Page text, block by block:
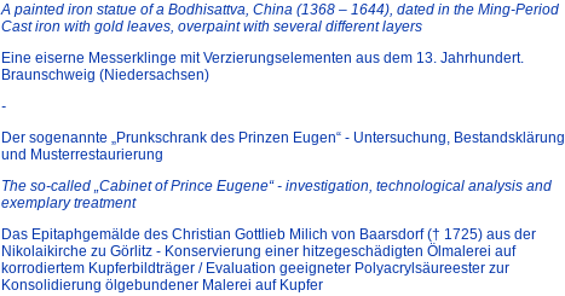
A painted iron statue of a Bodhisattva, China (1368 – 1644), dated in the Ming-Period
Cast iron with gold leaves, overpaint with several different layers
Eine eiserne Messerklinge mit Verzierungselementen aus dem 13. Jahrhundert.
Braunschweig (Niedersachsen)
-
Der sogenannte „Prunkschrank des Prinzen Eugen“ - Untersuchung, Bestandsklärung
und Musterrestaurierung
The so-called „Cabinet of Prince Eugene“ - investigation, technological analysis and
exemplary treatment
Das Epitaphgemälde des Christian Gottlieb Milich von Baarsdorf († 1725) aus der
Nikolaikirche zu Görlitz - Konservierung einer hitzegeschädigten Ölmalerei auf
korrodiertem Kupferbildträger / Evaluation geeigneter Polyacrylsäureester zur
Konsolidierung ölgebundener Malerei auf Kupfer